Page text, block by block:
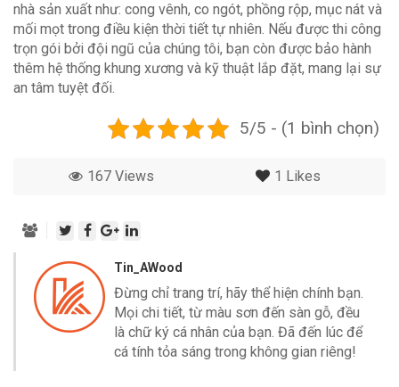
nhà sản xuất như: cong vênh, co ngót, phồng rộp, mục nát và
mối mọt trong điều kiện thời tiết tự nhiên. Nếu được thi công
trọn gói bởi đội ngũ của chúng tôi, bạn còn được bảo hành
thêm hệ thống khung xương và kỹ thuật lắp đặt, mang lại sự
an tâm tuyệt đối.
5/5 - (1 bình chọn)
1 Likes
167 Views
Tin_AWood
Đừng chỉ trang trí, hãy thể hiện chính bạn.
Mọi chi tiết, từ màu sơn đến sàn gỗ, đều
là chữ ký cá nhân của bạn. Đã đến lúc để
cá tính tỏa sáng trong không gian riêng!